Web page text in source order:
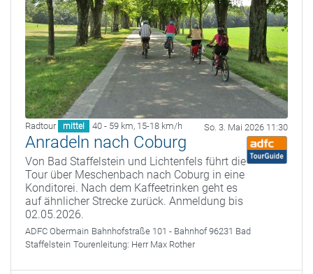
Radtour mittel 40 - 59 km, 15-18 km/h So. 3. Mai 2026 11:30
Anradeln nach Coburg
Von Bad Staffelstein und Lichtenfels führt die
Tour über Meschenbach nach Coburg in eine
Konditorei. Nach dem Kaffeetrinken geht es
auf ähnlicher Strecke zurück. Anmeldung bis
02.05.2026.
ADFC Obermain Bahnhofstraße 101 - Bahnhof 96231 Bad
Staffelstein Tourenleitung: Herr Max Rother